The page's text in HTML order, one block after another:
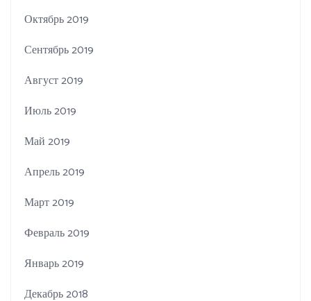
Октябрь 2019
Сентябрь 2019
Август 2019
Июль 2019
Май 2019
Апрель 2019
Март 2019
Февраль 2019
Январь 2019
Декабрь 2018